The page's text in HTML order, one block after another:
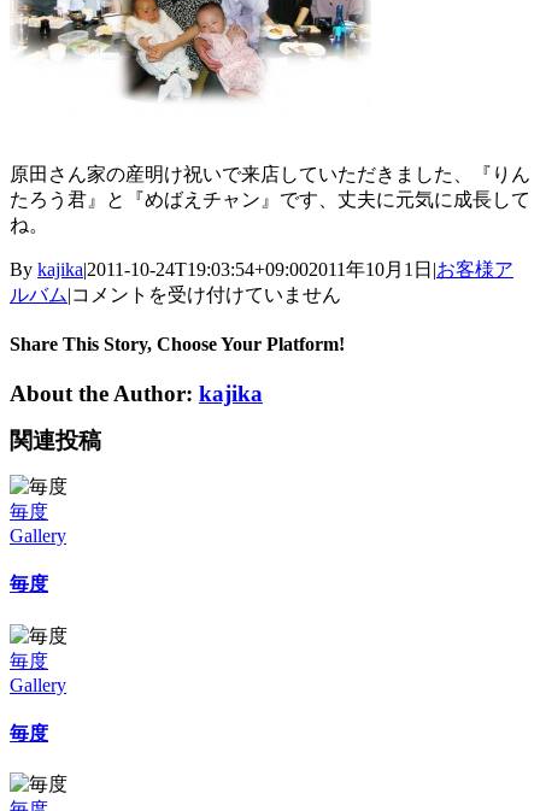
原田さん家の産明け祝いで来店していただきました、『りん
たろう君』と『めばえチャン』です、丈夫に元気に成長して
ね。
By kajika|2011-10-24T19:03:54+09:002011年10月1日 |お客様ア
ルバム|毎
は
コメントを受け付けていません
Share This Story, Choose Your Platform!
About the Author: kajika
関連投稿
毎度
Gallery
毎度
毎度
Gallery
毎度